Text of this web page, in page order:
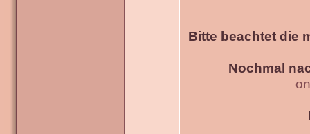
Bitte beachtet die
Nochmal